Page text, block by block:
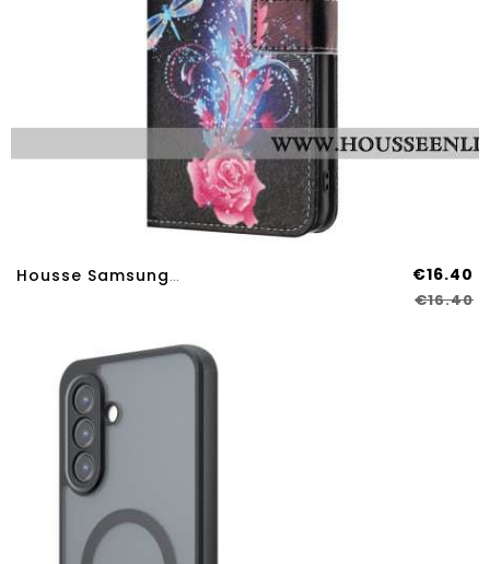
Housse Samsung Galaxy A17 4G / 5G / A26 5G Libellules Colorés €16.40
€16.40